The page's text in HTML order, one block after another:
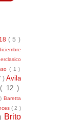
( 5 )
( 1 )
) Avila
( 12 )
Baretta
( 2 )
Brito